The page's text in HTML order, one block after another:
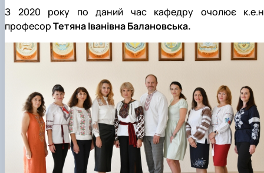
З 2020 року по даний час кафедру очолює
професорТетяна Іванівна Балановська.